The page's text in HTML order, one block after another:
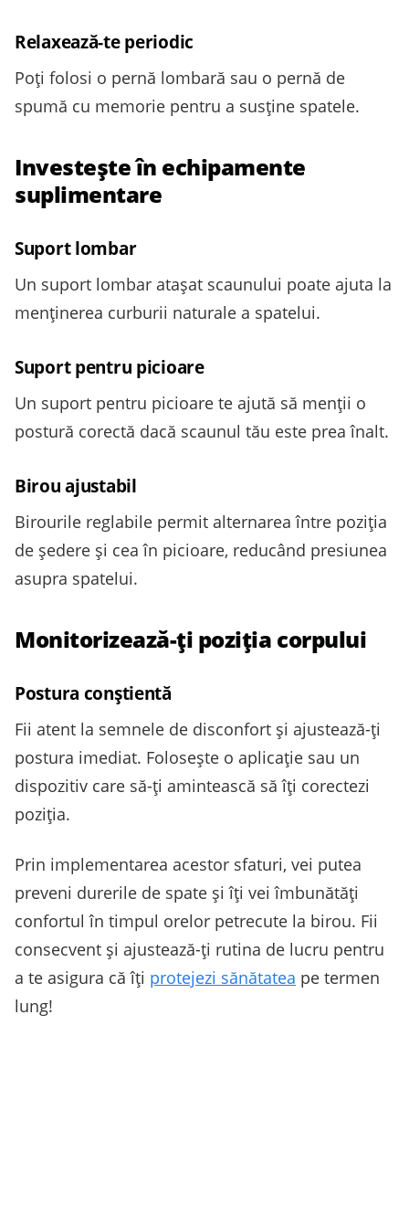
Relaxează-te periodic
Poți folosi o pernă lombară sau o pernă de
spumă cu memorie pentru a susține spatele.
Investește în echipamente
suplimentare
Suport lombar
Un suport lombar atașat scaunului poate ajuta la
menținerea curburii naturale a spatelui.
Suport pentru picioare
Un suport pentru picioare te ajută să menții o
postură corectă dacă scaunul tău este prea înalt.
Birou ajustabil
Birourile reglabile permit alternarea între poziția
de ședere și cea în picioare, reducând presiunea
asupra spatelui.
Monitorizează-ți poziția corpului
Postura conștientă
Fii atent la semnele de disconfort și ajustează-ți
postura imediat. Folosește o aplicație sau un
dispozitiv care să-ți amintească să îți corectezi
poziția.
Prin implementarea acestor sfaturi, vei putea
preveni durerile de spate și îți vei îmbunătăți
confortul în timpul orelor petrecute la birou. Fii
consecvent și ajustează-ți rutina de lucru pentru
a te asigura că îți protejezi sănătatea pe termen
lung!